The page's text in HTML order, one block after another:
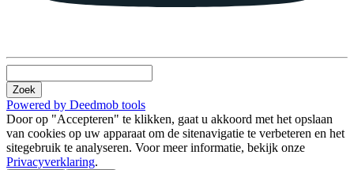
Zoek
Powered by Deedmob tools
Door op "Accepteren" te klikken, gaat u akkoord met het opslaan
van cookies op uw apparaat om de sitenavigatie te verbeteren en het
sitegebruik te analyseren. Voor meer informatie, bekijk onze
Privacyverklaring.